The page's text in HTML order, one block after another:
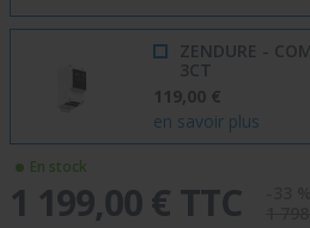
ZENDURE -
3CT
119,00 €
en savoir plus
En stock
1 199,00 € TTC